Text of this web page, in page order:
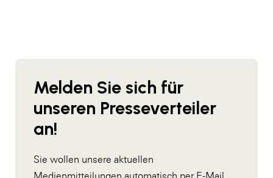
Melden Sie sich für
unseren Presseverteiler
an!
Sie wollen unsere aktuellen
Medienmitteilungen automatisch per E-Mail